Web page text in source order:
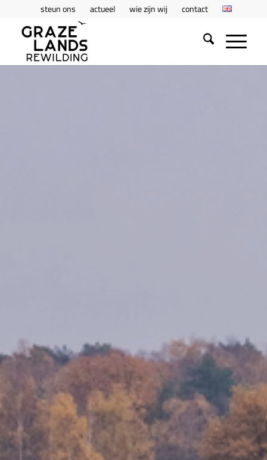
steun ons actueel wie zijn wij contact